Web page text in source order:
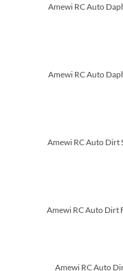
Amewi RC Auto
Amewi RC Auto
Amewi RC Auto Dirt
Amewi RC Auto Dirt
Amewi RC Auto